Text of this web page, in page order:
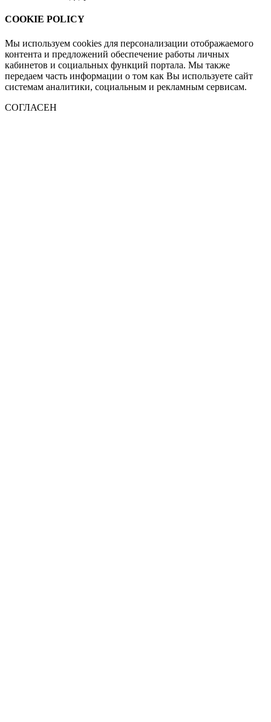
COOKIE POLICY
Мы используем cookies для персонализации отображаемого
контента и предложений обеспечение работы личных
кабинетов и социальных функций портала. Мы также
передаем часть информации о том как Вы используете сайт
системам аналитики, социальным и рекламным сервисам.
СОГЛАСЕН